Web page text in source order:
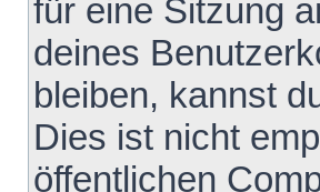
für eine Sitzung
deines
bleiben, kannst
Dies ist nicht
öffentlichen